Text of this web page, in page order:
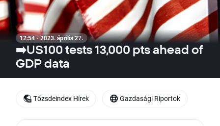
12:54 · 2023. április 27.
➡️US100 tests 13,000 pts ahead of
GDP data
Tőzsdeindex Hírek Gazdasági Riportok